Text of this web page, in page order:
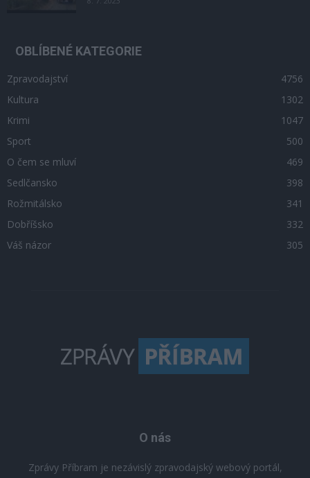
OBLÍBENÉ KATEGORIE
Zpravodajství
4756
Kultura
1302
Krimi
1047
Sport
500
O čem se mluví
469
Sedlčansko
398
Rožmitálsko
341
Dobříšsko
332
Váš názor
305
O nás
Zprávy Příbram je nezávislý zpravodajský webový portál,